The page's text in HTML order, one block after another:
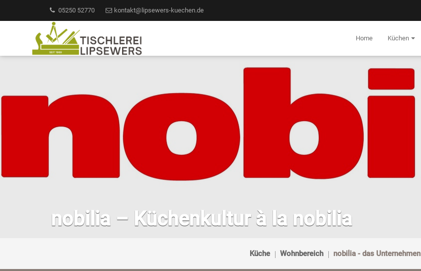
05250 52770 kontakt@lipsewers-kuechen.de
Home Küchen
nobilia – Küchenkultur à la nobilia
Küche Wohnbereich nobilia - das Unternehmen